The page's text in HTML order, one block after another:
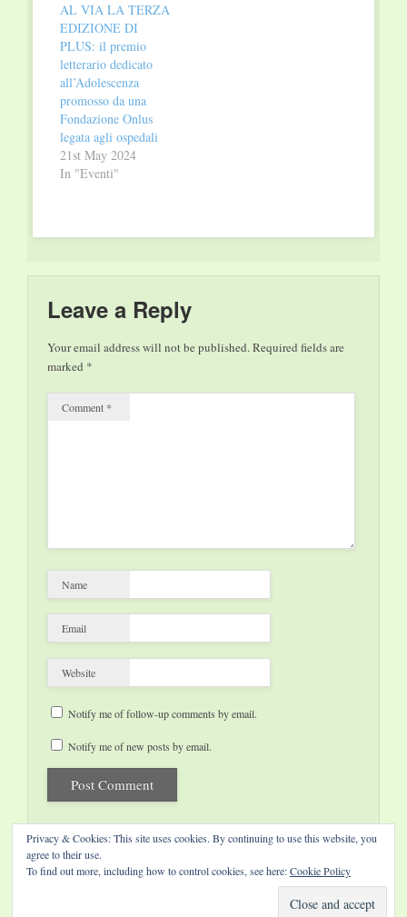
ragione profonda che
la induce a chiudere
per qualche settimana
la sua libreria nel
cuore di Bologna e a
partire in un’alba
diafana di giugno.…
AL VIA LA TERZA
EDIZIONE DI
PLUS: il premio
letterario dedicato
all’Adolescenza
promosso da una
Fondazione Onlus
legata agli ospedali
21st May 2024
In "Eventi"
Leave a Reply
Your email address will not be published.Required fields are
marked *
Comment *
Name
Email
Website
Notify me of follow-up comments by email.
Notify me of new posts by email.
Privacy & Cookies: This site uses cookies. By continuing to use this website, you
agree to their use.
To find out more, including how to control cookies, see here:Cookie Policy